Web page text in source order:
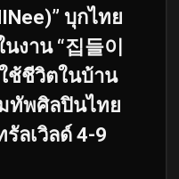
บุกไทย
งาน “집들이
ช้ชีวิตในบ้าน
ทัพศิลปินไทย
ลเวิลด์ 4-9